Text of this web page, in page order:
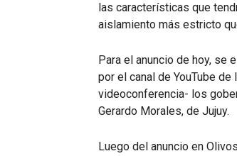
las características que
aislamiento más estricto
Para el anuncio de hoy,
por el canal de YouTube
videoconferencia- los
Gerardo Morales, de Jujuy.
Luego del anuncio en